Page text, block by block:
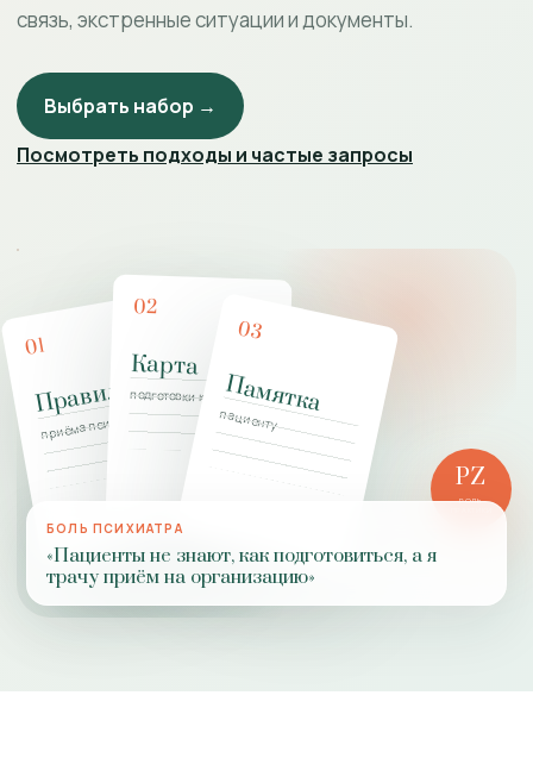
связь, экстренные ситуации и документы.
Выбрать набор →
Посмотреть подходы и частые запросы
01
Правила
приёма психиатра
02
Карта
подготовки к приёму
03
Памятка
пациенту
PZ
РОЛЬ
БОЛЬ ПСИХИАТРА
«Пациенты не знают, как подготовиться, а я
трачу приём на организацию»